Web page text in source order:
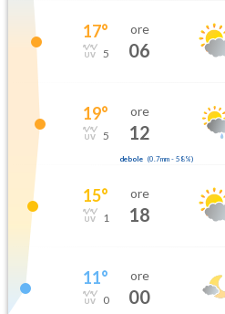
17°
5
ore
06
19°
5
ore
12
debole (0.7mm- 58%)
15°
1
ore
18
11°
0
ore
00